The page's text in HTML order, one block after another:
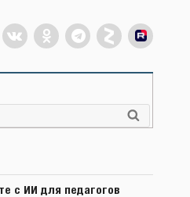
с ИИ для педагогов